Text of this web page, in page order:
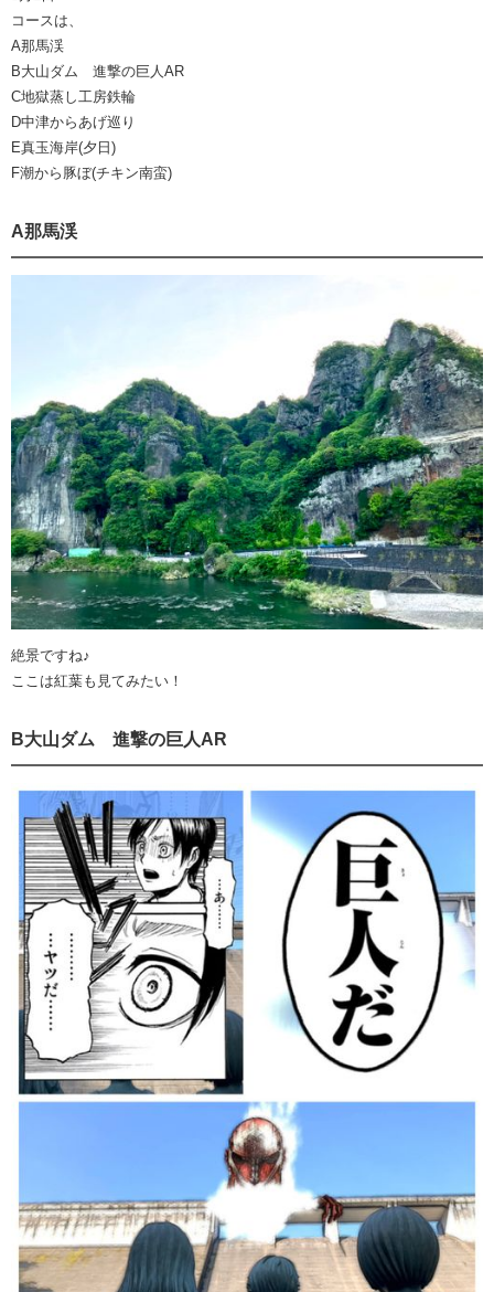
コースは、
A那馬渓
B大山ダム 進撃の巨人AR
C地獄蒸し工房鉄輪
D中津からあげ巡り
E真玉海岸(夕日)
F潮から豚ぼ(チキン南蛮)
A那馬渓
絶景ですね♪
ここは紅葉も見てみたい！
B大山ダム 進撃の巨人AR